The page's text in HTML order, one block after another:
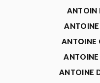
ANTOIN
ANTOINE
ANTOINE
ANTOINE